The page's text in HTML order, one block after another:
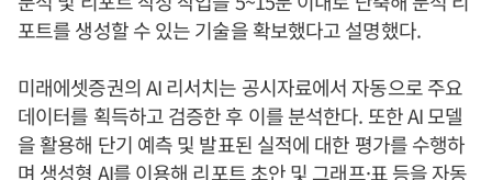
포트를 생성할 수 있는 기술을 확보했다고 설명했다.
미래에셋증권의 AI 리서치는 공시자료에서 자동으로 주요
데이터를 획득하고 검증한 후 이를 분석한다. 또한 AI 모델
을 활용해 단기 예측 및 발표된 실적에 대한 평가를 수행하
며 생성형 AI를 이용해 리포트 초안 및 그래프·표 등을 자동